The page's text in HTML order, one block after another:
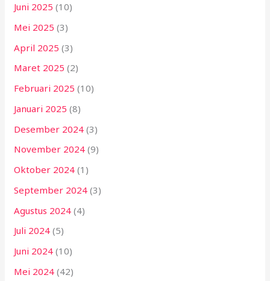
Juni 2025 (10)
Mei 2025 (3)
April 2025 (3)
Maret 2025 (2)
Februari 2025 (10)
Januari 2025 (8)
Desember 2024 (3)
November 2024 (9)
Oktober 2024 (1)
September 2024 (3)
Agustus 2024 (4)
Juli 2024 (5)
Juni 2024 (10)
Mei 2024 (42)